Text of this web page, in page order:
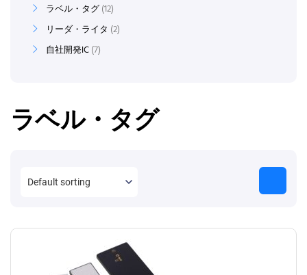
ラベル・タグ
ラベル・タグ 12
リーダ・ライタ 2
自社開発IC 7